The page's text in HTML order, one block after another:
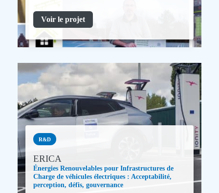
Voir le projet
R&D
ERICA
Énergies Renouvelables pour Infrastructures de
Charge de véhicules électriques : Acceptabilité,
perception, défis, gouvernance